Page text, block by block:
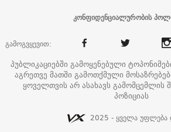
კონფიდენციალურობის
გამოგვყევით:
პუბლიკაციებში გამოყენებული
აგრეთვე მათში გამოთქმული
ყოველთვის არ ასახავს გამომცემლის
პოზიციას
2025 - ყველა უფლება